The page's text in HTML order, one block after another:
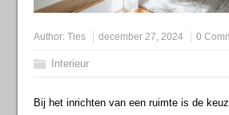
Author:Ties december 27, 2024 0
Interieur
Bij het inrichten van een ruimte is de